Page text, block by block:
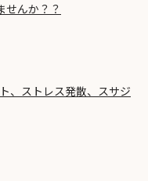
せんか？？
、ストレス発散、スサジ